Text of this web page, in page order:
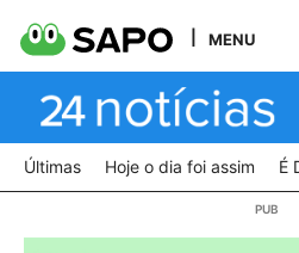
MENU
Últimas Hoje o dia foi assim É